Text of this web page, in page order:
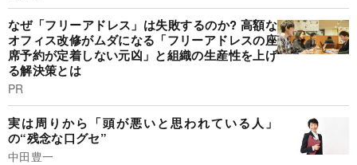
なぜ「フリーアドレス」は失敗するのか? 高額な
オフィス改修がムダになる「フリーアドレスの座
席予約が定着しない元凶」と組織の生産性を上げ
る解決策とは
PR
実は周りから「頭が悪いと思われている人」
の“残念な口グセ”
中田豊一